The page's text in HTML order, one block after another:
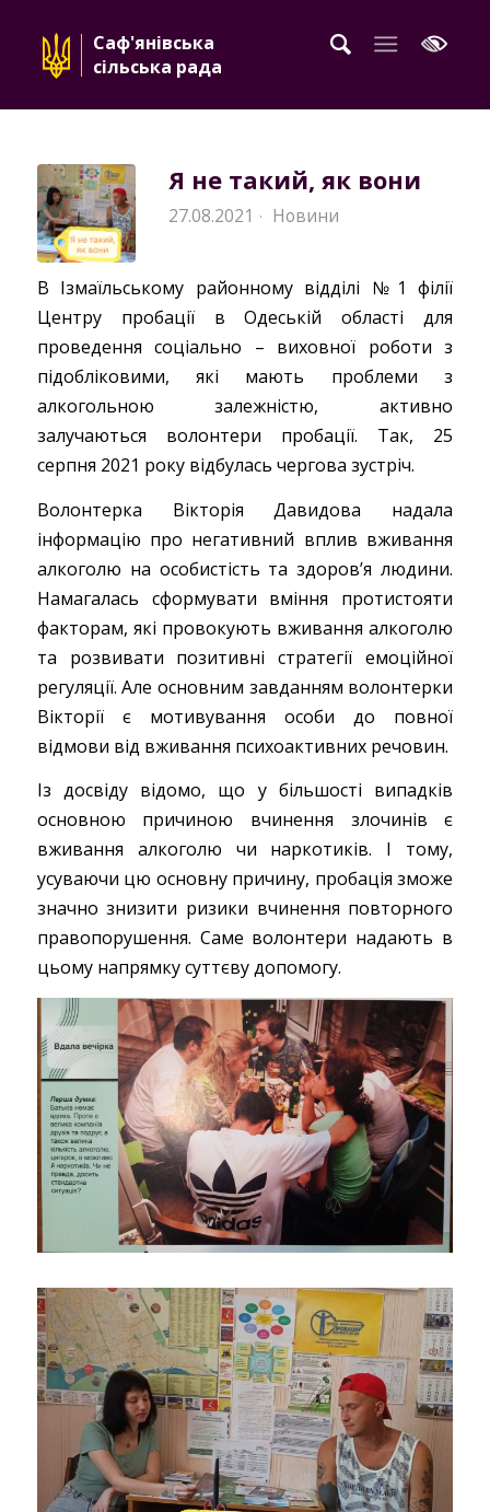
Саф'янівська
сільська рада
Я не такий, як вони
27.08.2021 · Новини
В Ізмаїльському районному відділі №1 філії
Центру пробації в Одеській області для
проведення соціально – виховної роботи з
підобліковими, які мають проблеми з
алкогольною залежністю, активно
залучаються волонтери пробації. Так, 25
серпня 2021 року відбулась чергова зустріч.
Волонтерка Вікторія Давидова надала
інформацію про негативний вплив вживання
алкоголю на особистість та здоров’я людини.
Намагалась сформувати вміння протистояти
факторам, які провокують вживання алкоголю
та розвивати позитивні стратегії емоційної
регуляції. Але основним завданням волонтерки
Вікторії є мотивування особи до повної
відмови від вживання психоактивних речовин.
Із досвіду відомо, що у більшості випадків
основною причиною вчинення злочинів є
вживання алкоголю чи наркотиків. І тому,
усуваючи цю основну причину, пробація зможе
значно знизити ризики вчинення повторного
правопорушення. Саме волонтери надають в
цьому напрямку суттєву допомогу.